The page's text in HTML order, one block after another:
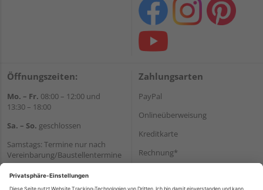
Öffnungszeiten:
Mo. – Fr. 08:00 – 12:00 und
13:30 – 18:00
Sa. – So. geschlossen
Samstags: Termine nur nach
Vereinbarung/Baustellentermine
Wir helfen Ihnen gerne
weiter
Zahlungsarten
PayPal
Onlineüberweisung
Kreditkarte
Rechnung*